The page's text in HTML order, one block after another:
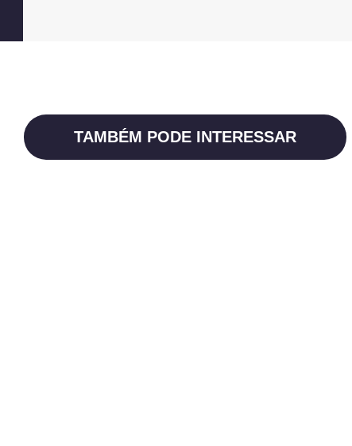
TAMBÉM PODE INTERESSAR